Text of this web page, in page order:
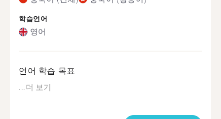
학습언어
영어
언어 학습 목표
...더 보기